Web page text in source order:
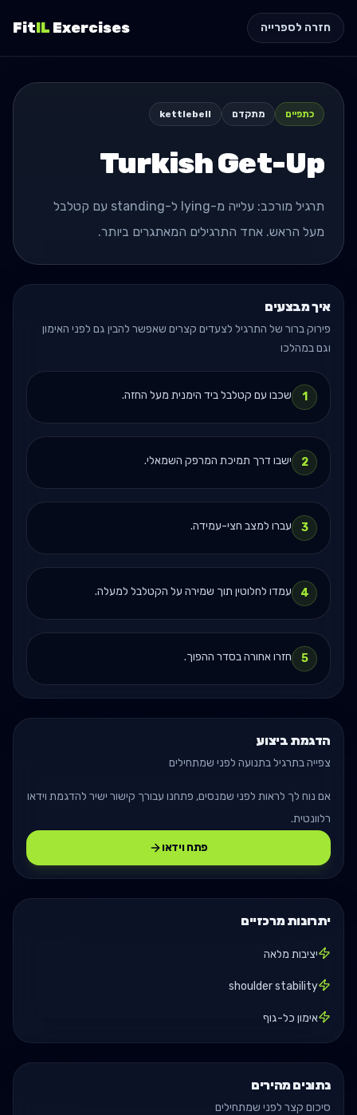
חזרה לספרייה FitIL Exercises
כתפיים מתקדם kettlebell
Turkish Get-Up
תרגיל מורכב: עלייה מ-lying ל-standing עם קטלבל
מעל הראש. אחד התרגילים המאתגרים ביותר.
איך מבצעים
פירוק ברור של התרגיל לצעדים קצרים שאפשר להבין גם לפני האימון
וגם במהלכו
1 שכבו עם קטלבל ביד הימנית מעל החזה.
2 ישבו דרך תמיכת המרפק השמאלי.
3 עברו למצב חצי-עמידה.
4 עמדו לחלוטין תוך שמירה על הקטלבל למעלה.
5 חזרו אחורה בסדר ההפוך.
הדגמת ביצוע
צפייה בתרגיל בתנועה לפני שמתחילים
אם נוח לך לראות לפני שמנסים, פתחנו עבורך קישור ישיר להדגמת וידאו
רלוונטית.
פתח וידאו
יתרונות מרכזיים
יציבות מלאה
shoulder stability
אימון כל-גוף
נתונים מהירים
סיכום קצר לפני שמתחילים